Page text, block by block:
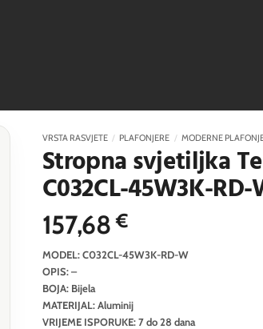
VRSTA RASVJETE / PLAFONJERE / MODERNE
Stropna svjetiljka
C032CL-45W3K-RD-
157,68€
MODEL: C032CL-45W3K-RD-W
OPIS: –
BOJA: Bijela
MATERIJAL: Aluminij
VRIJEME ISPORUKE: 7 do 28 dana